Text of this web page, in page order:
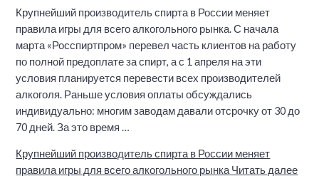
Крупнейший производитель спирта в России меняет
правила игры для всего алкогольного рынка. С начала
марта «Росспиртпром» перевел часть клиентов на работу
по полной предоплате за спирт, а с 1 апреля на эти
условия планируется перевести всех производителей
алкоголя. Раньше условия оплаты обсуждались
индивидуально: многим заводам давали отсрочку от 30 до
70 дней. За это время …
Крупнейший производитель спирта в России меняет
правила игры для всего алкогольного рынка Читать далее